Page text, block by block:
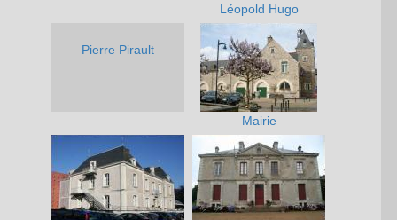
Léopold Hugo
Pierre Pirault
Mairie